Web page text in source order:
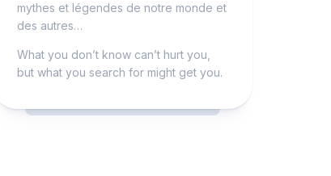
mythes et légendes de notre monde et
des autres…
What you don’t know can’t hurt you,
but what you search for might get you.